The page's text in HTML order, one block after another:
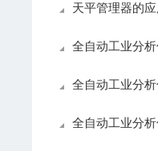
天平管理器的
全自动工业分
全自动工业分
全自动工业分